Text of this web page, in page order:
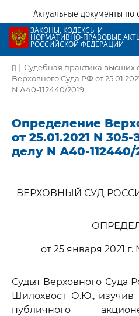
Актуальные документы по
ЗАКОНЫ, КОДЕКСЫ И
НОРМАТИВНО-ПРАВОВЫЕ
РОССИЙСКОЙ ФЕДЕРАЦИИ
| Судебная практика высших
Верховного Суда РФ от
N А40-112440/2019
Определение
от 25.01.2021 N
делу N А40-112440/
ВЕРХОВНЫЙ СУД
от 25 января 2021
Судья Верховного Суда
Шилохвост О.Ю., изучив
публичного